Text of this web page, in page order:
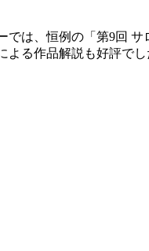
は、恒例の「第9回
る作品解説も好評で